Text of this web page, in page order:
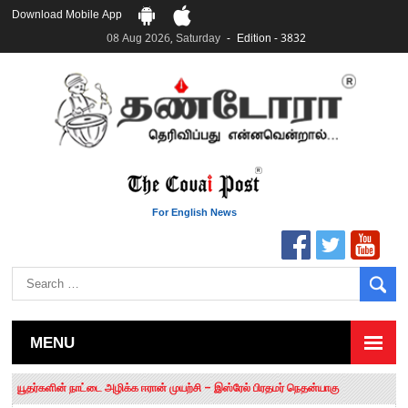
Download Mobile App
08 Aug 2026, Saturday
Edition - 3832
For English News
MENU
யூதர்களின் நாட்டை அழிக்க ஈரான் முயற்சி – இஸ்ரேல் பிரதமர் நெதன்யாகு
“மக்களால் நிராகரிக்கப்பட்டவர் ஸ்டாலின்!” – செங்கோட்டையன்